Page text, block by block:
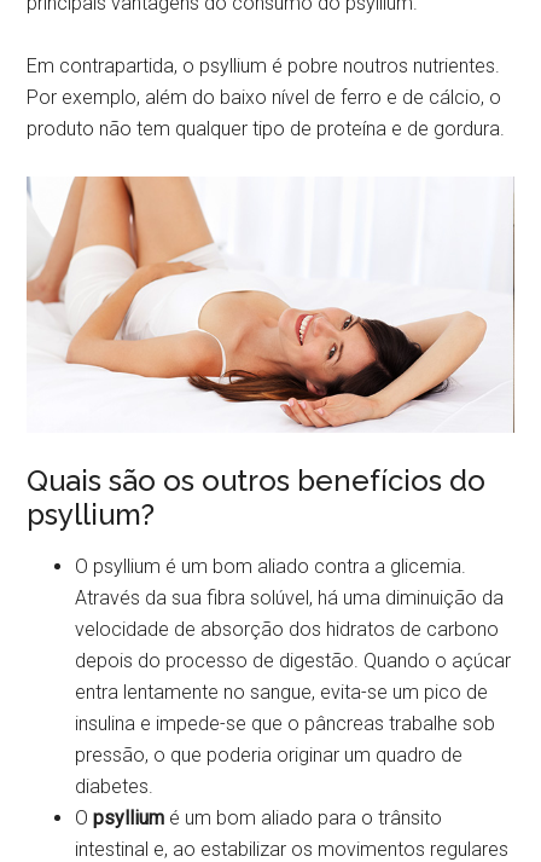
Em contrapartida, o psyllium é pobre noutros nutrientes.
Por exemplo, além do baixo nível de ferro e de cálcio, o
produto não tem qualquer tipo de proteína e de gordura.
Quais são os outros benefícios do
psyllium?
O psyllium é um bom aliado contra a glicemia.
Através da sua fibra solúvel, há uma diminuição da
velocidade de absorção dos hidratos de carbono
depois do processo de digestão. Quando o açúcar
entra lentamente no sangue, evita-se um pico de
insulina e impede-se que o pâncreas trabalhe sob
pressão, o que poderia originar um quadro de
diabetes.
Opsyllium é um bom aliado para o trânsito
intestinal e, ao estabilizar os movimentos regulares